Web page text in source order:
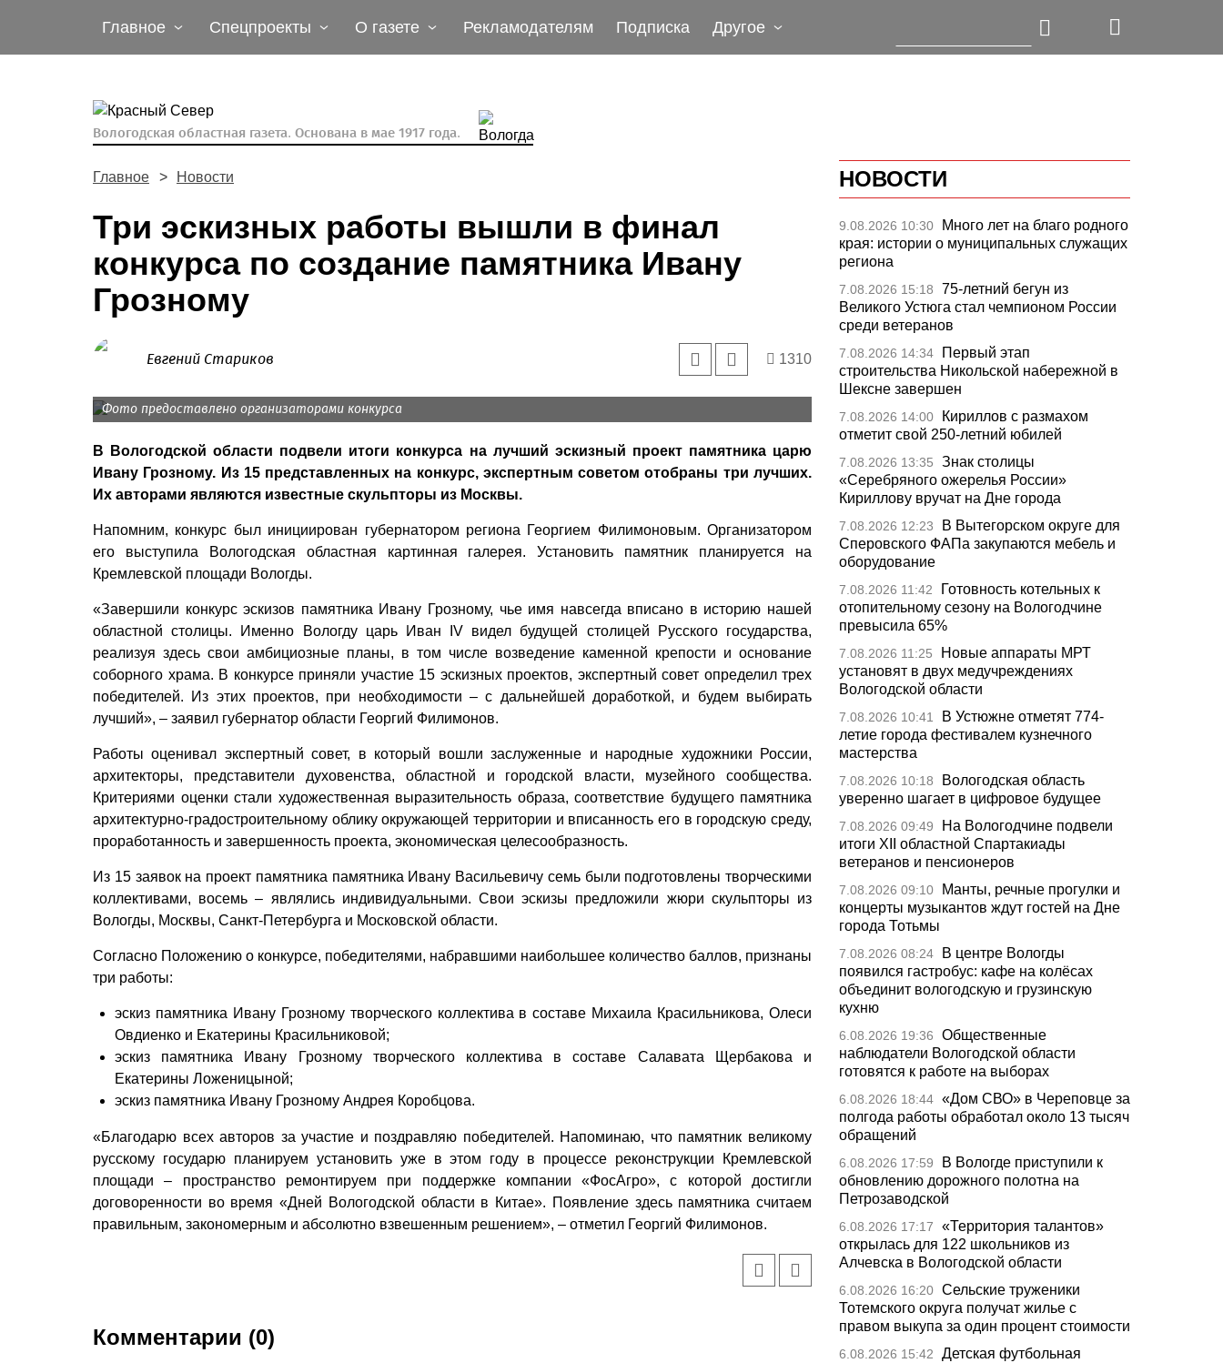
Главное Спецпроекты О газете Рекламодателям Подписка Другое
Вологодская областная газета. Основана в мае 1917 года.
Главное Новости
Три эскизных работы вышли в финал
конкурса по создание памятника Ивану
Грозному
Евгений Стариков 1310
Фото предоставлено организаторами конкурса
В Вологодской области подвели итоги конкурса на лучший эскизный проект памятника царю
Ивану Грозному. Из 15 представленных на конкурс, экспертным советом отобраны три лучших.
Их авторами являются известные скульпторы из Москвы.
Напомним, конкурс был инициирован губернатором региона Георгием Филимоновым. Организатором
его выступила Вологодская областная картинная галерея. Установить памятник планируется на
Кремлевской площади Вологды.
«Завершили конкурс эскизов памятника Ивану Грозному, чье имя навсегда вписано в историю нашей
областной столицы. Именно Вологду царь Иван IV видел будущей столицей Русского государства,
реализуя здесь свои амбициозные планы, в том числе возведение каменной крепости и основание
соборного храма. В конкурсе приняли участие 15 эскизных проектов, экспертный совет определил трех
победителей. Из этих проектов, при необходимости – с дальнейшей доработкой, и будем выбирать
лучший», – заявил губернатор области Георгий Филимонов.
Работы оценивал экспертный совет, в который вошли заслуженные и народные художники России,
архитекторы, представители духовенства, областной и городской власти, музейного сообщества.
Критериями оценки стали художественная выразительность образа, соответствие будущего памятника
архитектурно-градостроительному облику окружающей территории и вписанность его в городскую среду,
проработанность и завершенность проекта, экономическая целесообразность.
Из 15 заявок на проект памятника памятника Ивану Васильевичу семь были подготовлены творческими
коллективами, восемь – являлись индивидуальными. Свои эскизы предложили жюри скульпторы из
Вологды, Москвы, Санкт-Петербурга и Московской области.
Согласно Положению о конкурсе, победителями, набравшими наибольшее количество баллов, признаны
три работы:
эскиз памятника Ивану Грозному творческого коллектива в составе Михаила Красильникова, Олеси
Овдиенко и Екатерины Красильниковой;
эскиз памятника Ивану Грозному творческого коллектива в составе Салавата Щербакова и
Екатерины Ложеницыной;
эскиз памятника Ивану Грозному Андрея Коробцова.
«Благодарю всех авторов за участие и поздравляю победителей. Напоминаю, что памятник великому
русскому государю планируем установить уже в этом году в процессе реконструкции Кремлевской
площади – пространство ремонтируем при поддержке компании «ФосАгро», с которой достигли
договоренности во время «Дней Вологодской области в Китае». Появление здесь памятника считаем
правильным, закономерным и абсолютно взвешенным решением», – отметил Георгий Филимонов.
Комментарии (0)
НОВОСТИ
9.08.2026 10:30
Много лет на благо родного
края: истории о муниципальных служащих
региона
7.08.2026 15:18
75-летний бегун из
Великого Устюга стал чемпионом России
среди ветеранов
7.08.2026 14:34
Первый этап
строительства Никольской набережной в
Шексне завершен
7.08.2026 14:00
Кириллов с размахом
отметит свой 250-летний юбилей
7.08.2026 13:35
Знак столицы
«Серебряного ожерелья России»
Кириллову вручат на Дне города
7.08.2026 12:23
В Вытегорском округе для
Сперовского ФАПа закупаются мебель и
оборудование
7.08.2026 11:42
Готовность котельных к
отопительному сезону на Вологодчине
превысила 65%
7.08.2026 11:25
Новые аппараты МРТ
установят в двух медучреждениях
Вологодской области
7.08.2026 10:41
В Устюжне отметят 774-
летие города фестивалем кузнечного
мастерства
7.08.2026 10:18
Вологодская область
уверенно шагает в цифровое будущее
7.08.2026 09:49
На Вологодчине подвели
итоги XII областной Спартакиады
ветеранов и пенсионеров
7.08.2026 09:10
Манты, речные прогулки и
концерты музыкантов ждут гостей на Дне
города Тотьмы
7.08.2026 08:24
В центре Вологды
появился гастробус: кафе на колёсах
объединит вологодскую и грузинскую
кухню
6.08.2026 19:36
Общественные
наблюдатели Вологодской области
готовятся к работе на выборах
6.08.2026 18:44 «Дом СВО» в Череповце за
полгода работы обработал около 13 тысяч
обращений
6.08.2026 17:59
В Вологде приступили к
обновлению дорожного полотна на
Петрозаводской
6.08.2026 17:17
«Территория талантов»
открылась для 122 школьников из
Алчевска в Вологодской области
6.08.2026 16:20 Сельские труженики
Тотемского округа получат жилье с
правом выкупа за один процент стоимости
6.08.2026 15:42
Детская футбольная